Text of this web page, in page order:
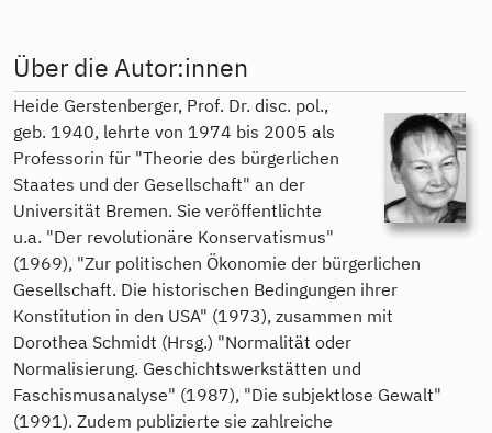
Über die Autor:innen
Heide Gerstenberger, Prof. Dr. disc. pol.,
geb. 1940, lehrte von 1974 bis 2005 als
Professorin für "Theorie des bürgerlichen
Staates und der Gesellschaft" an der
Universität Bremen. Sie veröffentlichte
u.a. "Der revolutionäre Konservatismus"
(1969), "Zur politischen Ökonomie der bürgerlichen
Gesellschaft. Die historischen Bedingungen ihrer
Konstitution in den USA" (1973), zusammen mit
Dorothea Schmidt (Hrsg.) "Normalität oder
Normalisierung. Geschichtswerkstätten und
Faschismusanalyse" (1987), "Die subjektlose Gewalt"
(1991). Zudem publizierte sie zahlreiche